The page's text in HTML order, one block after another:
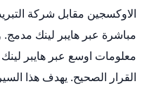
الاوكسجين مقابل شركة
مباشرة عبر هايبر لينك
معلومات اوسع عبر هايبر
القرار الصحيح. يهدف هذا